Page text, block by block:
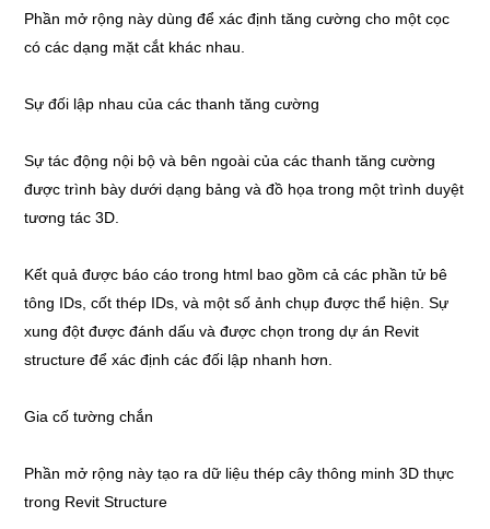
Phần mở rộng này dùng để xác định tăng cường cho một cọc
có các dạng mặt cắt khác nhau.
Sự đối lập nhau của các thanh tăng cường
Sự tác động nội bộ và bên ngoài của các thanh tăng cường
được trình bày dưới dạng bảng và đồ họa trong một trình duyệt
tương tác 3D.
Kết quả được báo cáo trong html bao gồm cả các phần tử bê
tông IDs, cốt thép IDs, và một số ảnh chụp được thể hiện. Sự
xung đột được đánh dấu và được chọn trong dự án Revit
structure để xác định các đối lập nhanh hơn.
Gia cố tường chắn
Phần mở rộng này tạo ra dữ liệu thép cây thông minh 3D thực
trong Revit Structure